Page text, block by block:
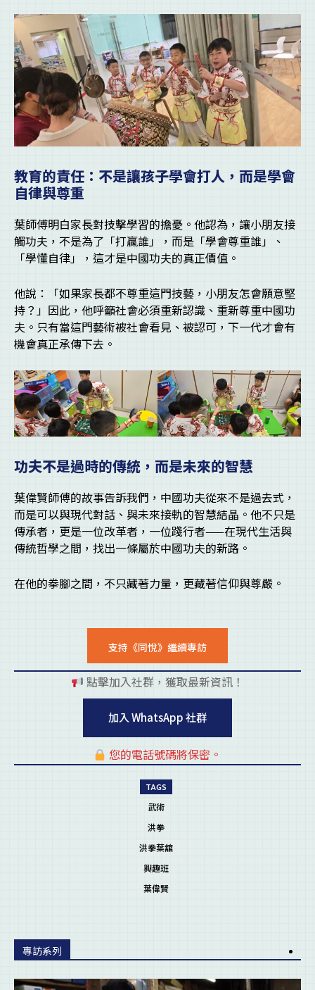
教育的責任：不是讓孩子學會打人，而是學會
自律與尊重
葉師傅明白家長對技擊學習的擔憂。他認為，讓小朋友接
觸功夫，不是為了「打贏誰」，而是「學會尊重誰」、
「學懂自律」，這才是中國功夫的真正價值。
他說：「如果家長都不尊重這門技藝，小朋友怎會願意堅
持？」因此，他呼籲社會必須重新認識、重新尊重中國功
夫。只有當這門藝術被社會看見、被認可，下一代才會有
機會真正承傳下去。
功夫不是過時的傳統，而是未來的智慧
葉偉賢師傅的故事告訴我們，中國功夫從來不是過去式，
而是可以與現代對話、與未來接軌的智慧結晶。他不只是
傳承者，更是一位改革者，一位踐行者——在現代生活與
傳統哲學之間，找出一條屬於中國功夫的新路。
在他的拳腳之間，不只藏著力量，更藏著信仰與尊嚴。
支持《同悅》繼續專訪
點擊加入社群，獲取最新資訊！
加入 WhatsApp 社群
您的電話號碼將保密。
TAGS
武術
洪拳
洪拳葉舘
興趣班
葉偉賢
專訪系列